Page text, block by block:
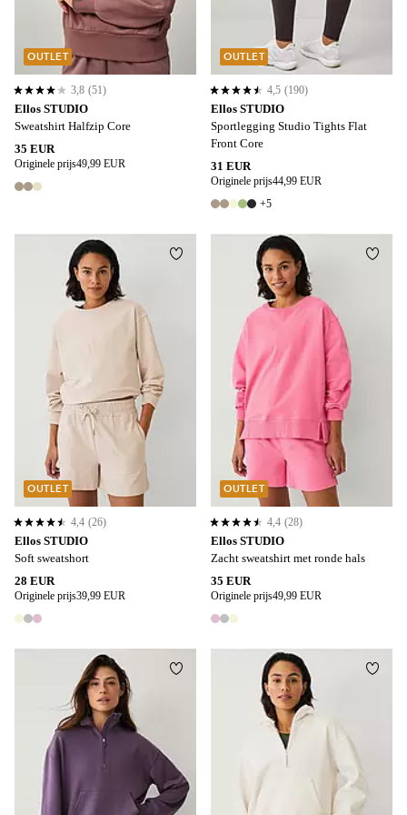
Ellos STUDIO
Sweatshirt Halfzip Core
35 EUR
Originele prijs49,99 EUR
3 kleuren
3,8 op basis van 51 beoordelingen
3,8 (51)
OUTLET
Ellos STUDIO
Sportlegging Studio Tights Flat
Front Core
31 EUR
Originele prijs44,99 EUR
10 kleuren
+5
4,5 op basis van 190 beoordelingen
4,5 (190)
OUTLET
Ellos STUDIO
Soft sweatshort
28 EUR
Originele prijs39,99 EUR
3 kleuren
4,4 op basis van 26 beoordelingen
4,4 (26)
OUTLET
Toevoegen aan favorieten
3XL 4XL
Ellos STUDIO
Zacht sweatshirt met ronde hals
35 EUR
Originele prijs49,99 EUR
3 kleuren
4,4 op basis van 28 beoordelingen
4,4 (28)
OUTLET
4XL
Toevoegen aan favorieten
52/5456/5860